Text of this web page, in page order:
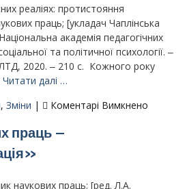
реаліях: протистояння
праць; [укладач Чаплінська
академія педагогічних
та політичної психології. ‒
2020. ‒ 210 с. ‌ Кожного року
Читати далі …
, Зміни | Коментарі Вимкнено
праць –
наукових праць; [ред. Л.А.